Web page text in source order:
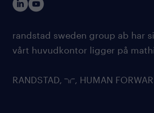
randstad sweden group ab har
vårt huvudkontor ligger på
RANDSTAD, , HUMAN